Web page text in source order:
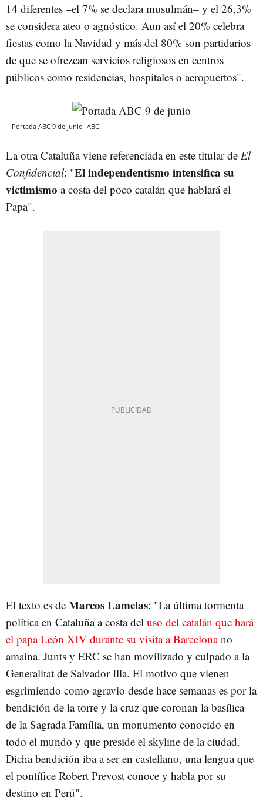
14 diferentes –el 7% se declara musulmán– y el 26,3%
se considera ateo o agnóstico. Aun así el 20% celebra
fiestas como la Navidad y más del 80% son partidarios
de que se ofrezcan servicios religiosos en centros
públicos como residencias, hospitales o aeropuertos".
Portada ABC 9 de junio ABC
La otra Cataluña viene referenciada en este titular de El
Confidencial: "El independentismo intensifica su
victimismo a costa del poco catalán que hablará el
Papa".
El texto es de Marcos Lamelas: "La última tormenta
política en Cataluña a costa del uso del catalán que hará
el papa León XIV durante su visita a Barcelonano
amaina. Junts y ERC se han movilizado y culpado a la
Generalitat de Salvador Illa. El motivo que vienen
esgrimiendo como agravio desde hace semanas es por la
bendición de la torre y la cruz que coronan la basílica
de la Sagrada Família, un monumento conocido en
todo el mundo y que preside el skyline de la ciudad.
Dicha bendición iba a ser en castellano, una lengua que
el pontífice Robert Prevost conoce y habla por su
destino en Perú".